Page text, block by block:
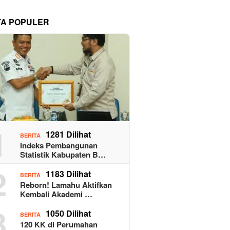
POPULER
BERITA 1281 Dilihat
Indeks Pembangunan
Statistik Kabupaten B…
BERITA 1183 Dilihat
Reborn! Lamahu Aktifkan
Kembali Akademi …
BERITA 1050 Dilihat
120 KK di Perumahan